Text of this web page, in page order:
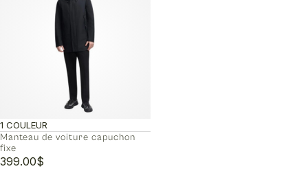
Manteau de voiture capuchon
fixe
1 COULEUR
399.00$